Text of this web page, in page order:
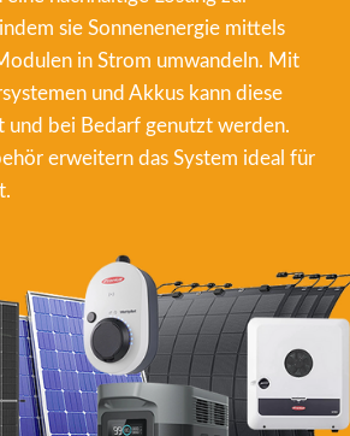
sie Sonnenenergie mittels
in Strom umwandeln. Mit
und Akkus kann diese
und bei Bedarf genutzt werden.
erweitern das System ideal für